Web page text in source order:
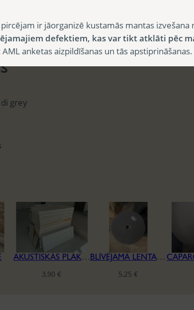
grey
AKUSTISKĀS PLĀKSNES CEWOOD
3,90€
BLĪVĒJAMĀ LENTA REĢIPŠA KONSTRUKCIJĀM
5,25€
ir jāorganizē kustamās mantas izvešana
defektiem, kas var tikt atklāti pēc
anketas aizpildīšanas un tās apstiprināšanas.